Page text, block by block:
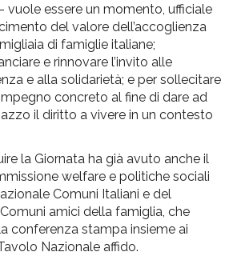
vuole essere un momento, ufficiale
del valore dell’accoglienza
di famiglie italiane;
e rinnovare l’invito alle
e alla solidarietà; e per sollecitare
concreto al fine di dare ad
il diritto a vivere in un contesto
la Giornata ha già avuto anche il
welfare e politiche sociali
Comuni Italiani e del
amici della famiglia, che
conferenza stampa insieme ai
Nazionale affido.